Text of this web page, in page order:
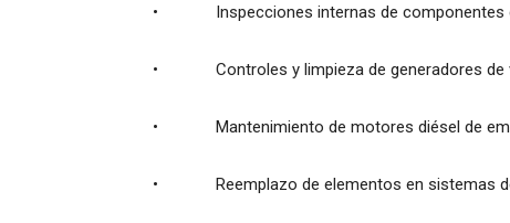
• Inspecciones internas de componentes
• Controles y limpieza de generadores de
• Mantenimiento de motores diésel de
• Reemplazo de elementos en sistemas